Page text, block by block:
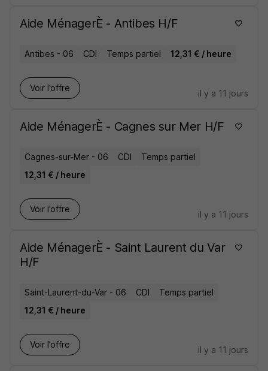
Aide MénagerÈ - Antibes H/F
Antibes - 06 CDI Temps partiel 12,31 € / heure
Voir l’offre
il y a 11 jours
Aide MénagerÈ - Cagnes sur Mer H/F
Cagnes-sur-Mer - 06 CDI
Temps partiel
12,31 € / heure
Voir l’offre
il y a 11 jours
Aide MénagerÈ - Saint Laurent du Var
H/F
Saint-Laurent-du-Var - 06 CDI
Temps partiel
12,31 € / heure
Voir l’offre
il y a 11 jours